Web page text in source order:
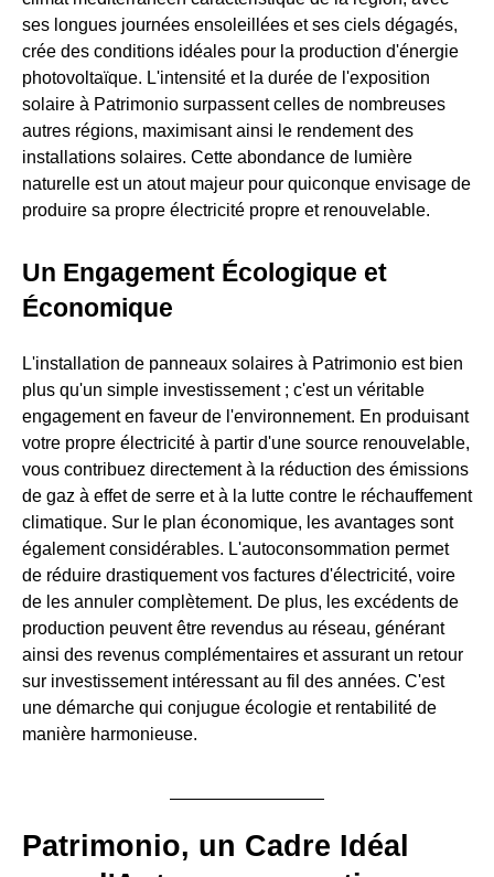
ses longues journées ensoleillées et ses ciels dégagés,
crée des conditions idéales pour la production d'énergie
photovoltaïque. L'intensité et la durée de l'exposition
solaire à Patrimonio surpassent celles de nombreuses
autres régions, maximisant ainsi le rendement des
installations solaires. Cette abondance de lumière
naturelle est un atout majeur pour quiconque envisage de
produire sa propre électricité propre et renouvelable.
Un Engagement Écologique et
Économique
L'installation de panneaux solaires à Patrimonio est bien
plus qu'un simple investissement ; c'est un véritable
engagement en faveur de l'environnement. En produisant
votre propre électricité à partir d'une source renouvelable,
vous contribuez directement à la réduction des émissions
de gaz à effet de serre et à la lutte contre le réchauffement
climatique. Sur le plan économique, les avantages sont
également considérables. L'autoconsommation permet
de réduire drastiquement vos factures d'électricité, voire
de les annuler complètement. De plus, les excédents de
production peuvent être revendus au réseau, générant
ainsi des revenus complémentaires et assurant un retour
sur investissement intéressant au fil des années. C'est
une démarche qui conjugue écologie et rentabilité de
manière harmonieuse.
Patrimonio, un Cadre Idéal